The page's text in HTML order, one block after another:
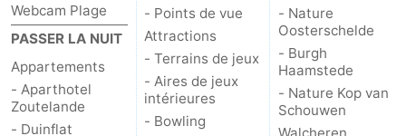
Webcam Plage
PASSER LA NUIT
Appartements
- Aparthotel
Zoutelande
- Duinflat
- Points de vue
Attractions
- Terrains de jeux
- Aires de jeux
intérieures
- Bowling
- Nature
Oosterschelde
- Burgh
Haamstede
- Nature Kop van
Schouwen
Walcheren